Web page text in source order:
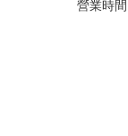
營業時